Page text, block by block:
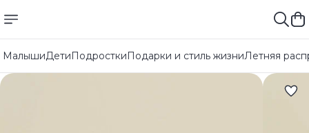
МалышиДетиПодросткиПодарки и стиль жизниЛетняя